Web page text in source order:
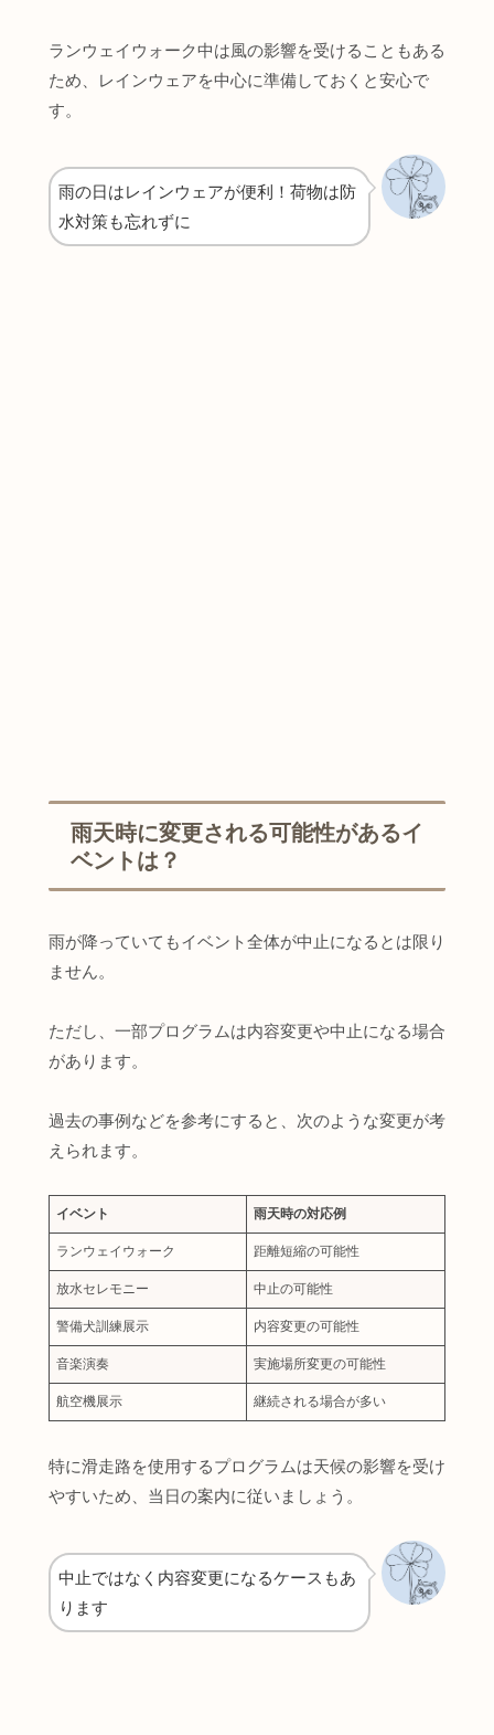
ランウェイウォーク中は風の影響を受けることもある
ため、レインウェアを中心に準備しておくと安心で
す。
雨の日はレインウェアが便利！荷物は防
水対策も忘れずに
雨天時に変更される可能性があるイ
ベントは？
雨が降っていてもイベント全体が中止になるとは限り
ません。
ただし、一部プログラムは内容変更や中止になる場合
があります。
過去の事例などを参考にすると、次のような変更が考
えられます。
イベント 雨天時の対応例
ランウェイウォーク 距離短縮の可能性
放水セレモニー 中止の可能性
警備犬訓練展示 内容変更の可能性
音楽演奏 実施場所変更の可能性
航空機展示 継続される場合が多い
特に滑走路を使用するプログラムは天候の影響を受け
やすいため、当日の案内に従いましょう。
中止ではなく内容変更になるケースもあ
ります